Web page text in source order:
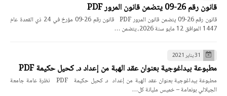
قانون رقم 26-09 يتضمن قانون المرور PDF
قانون رقم 26-09 يتضمن قانون المرور PDF قانون رقم 26-09 مؤرخ في 24 ذي القعدة عام
1447 الموافق 12 مايو سنة 2026، يتضمن …
31 يناير 2021
مطبوعة بيداغوجية بعنوان عقد الهبة من إعداد د. كحيل حكيمة PDF
مطبوعة بيداغوجية بعنوان عقد الهبة من إعداد د. كحيل حكيمة PDF نظرة عامة جامعة
الجيلالي بونعامة – خميس مليانة كل…